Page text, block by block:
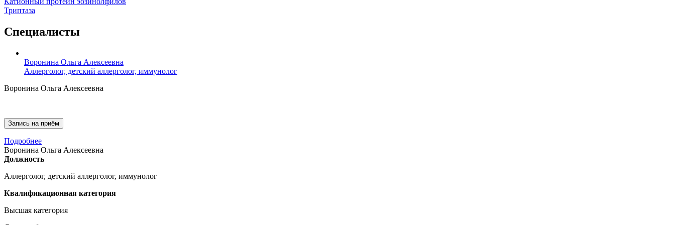
Триптаза
Специалисты
Воронина Ольга Алексеевна
Аллерголог, детский аллерголог, иммунолог
Воронина Ольга Алексеевна
Запись на приём
Подробнее
Воронина Ольга Алексеевна
Должность
Аллерголог, детский аллерголог, иммунолог
Квалификационная категория
Высшая категория